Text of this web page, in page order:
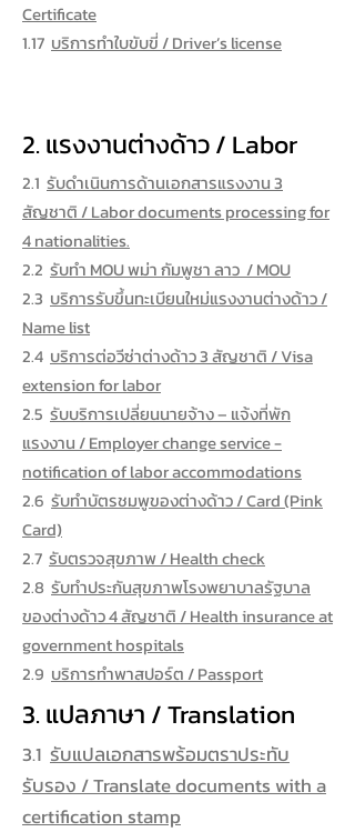
Certificate
1.17 บริการทำใบขับขี่ / Driver’s license
2. แรงงานต่างด้าว / Labor
2.1 รับดำเนินการด้านเอกสารแรงงาน 3
สัญชาติ / Labor documents processing for
4 nationalities.
2.2 รับทำ MOU พม่า กัมพูชา ลาว / MOU
2.3 บริการรับขึ้นทะเบียนใหม่แรงงานต่างด้าว /
Name list
2.4 บริการต่อวีซ่าต่างด้าว 3 สัญชาติ / Visa
extension for labor
2.5 รับบริการเปลี่ยนนายจ้าง – แจ้งที่พัก
แรงงาน / Employer change service -
notification of labor accommodations
2.6 รับทำบัตรชมพูของต่างด้าว / Card (Pink
Card)
2.7 รับตรวจสุขภาพ / Health check
2.8 รับทำประกันสุขภาพโรงพยาบาลรัฐบาล
ของต่างด้าว 4 สัญชาติ / Health insurance at
government hospitals
2.9 บริการทำพาสปอร์ต / Passport
3. แปลภาษา / Translation
3.1 รับแปลเอกสารพร้อมตราประทับ
รับรอง / Translate documents with a
certification stamp